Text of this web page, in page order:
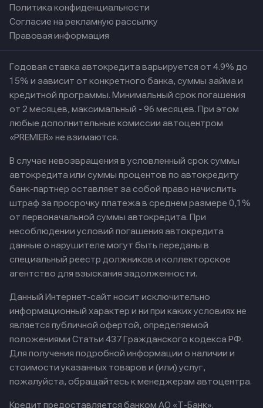
Политика конфиденциальности
Согласие на рекламную рассылку
Правовая информация
Годовая ставка автокредита варьируется от 4.9% до
15% и зависит от конкретного банка, суммы займа и
кредитной программы. Минимальный срок погашения
от 2 месяцев, максимальный - 96 месяцев. При этом
любые дополнительные комиссии автоцентром
«PREMIER» не взимаются.
В случае невозвращения в условленный срок суммы
автокредита или суммы процентов по автокредиту
банк-партнер оставляет за собой право начислить
штраф за просрочку платежа в среднем размере 0,1%
от первоначальной суммы автокредита. При
несоблюдении условий погашения автокредита
данные о нарушителе могут быть переданы в
специальный реестр должников и коллекторское
агентство для взыскания задолженности.
Данный Интернет-сайт носит исключительно
информационный характер и ни при каких условиях не
является публичной офертой, определяемой
положениями Статьи 437 Гражданского кодекса РФ.
Для получения подробной информации о наличии и
стоимости указанных товаров и (или) услуг,
пожалуйста, обращайтесь к менеджерам автоцентра.
Кредит предоставляется банком АО «Т-Банк».